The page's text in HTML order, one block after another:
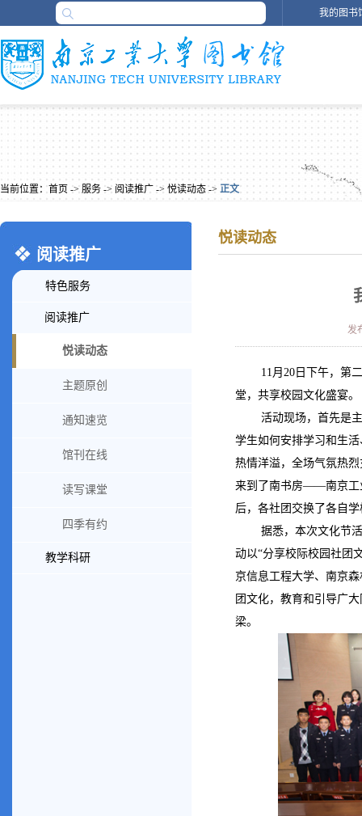
我的图书
当前位置： 首页 -> 服务 -> 阅读推广 -> 悦读动态 -> 正文
悦读动态
发
11月20日下午，第
堂，共享校园文化盛宴。
活动现场，首先是
学生如何安排学习和生
热情洋溢，全场气氛热
来到了南书房——南京工
后，各社团交换了各自
据悉，本次文化节
动以“分享校际校园社团
京信息工程大学、南京
团文化，教育和引导广
梁。
阅读推广
特色服务
阅读推广
悦读动态
主题原创
通知速览
馆刊在线
读写课堂
四季有约
教学科研